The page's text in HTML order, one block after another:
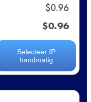
$0.96
$0.96
Selecteer IP
handmatig